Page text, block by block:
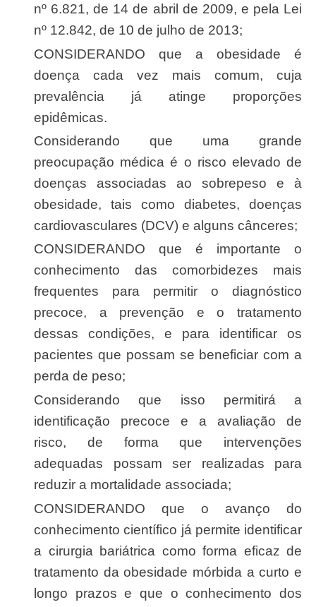
nº 6.821, de 14 de abril de 2009, e pela Lei
nº 12.842, de 10 de julho de 2013;
CONSIDERANDO que a obesidade é
doença cada vez mais comum, cuja
prevalência já atinge proporções
epidêmicas.
Considerando que uma grande
preocupação médica é o risco elevado de
doenças associadas ao sobrepeso e à
obesidade, tais como diabetes, doenças
cardiovasculares (DCV) e alguns cânceres;
CONSIDERANDO que é importante o
conhecimento das comorbidezes mais
frequentes para permitir o diagnóstico
precoce, a prevenção e o tratamento
dessas condições, e para identificar os
pacientes que possam se beneficiar com a
perda de peso;
Considerando que isso permitirá a
identificação precoce e a avaliação de
risco, de forma que intervenções
adequadas possam ser realizadas para
reduzir a mortalidade associada;
CONSIDERANDO que o avanço do
conhecimento científico já permite identificar
a cirurgia bariátrica como forma eficaz de
tratamento da obesidade mórbida a curto e
longo prazos e que o conhecimento dos